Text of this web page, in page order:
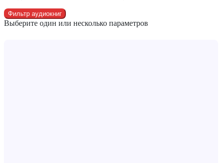
Фильтр аудиокниг
Выберите один или несколько параметров